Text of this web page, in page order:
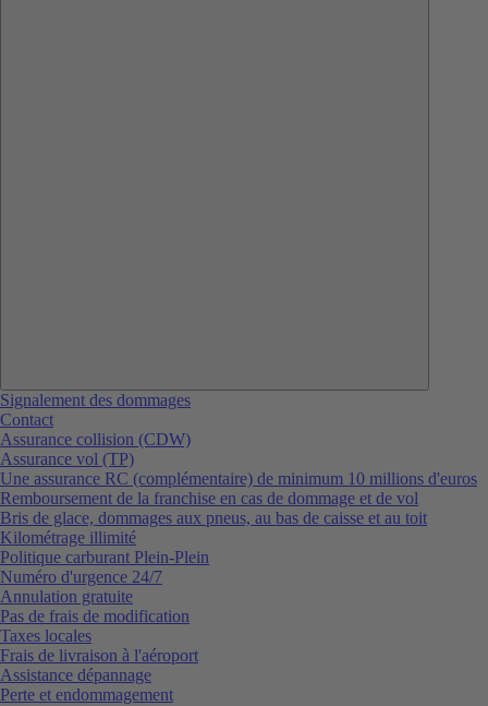
Signalement des dommages
Contact
Assurance collision (CDW)
Assurance vol (TP)
Une assurance RC (complémentaire) de minimum 10 millions d'euros
Remboursement de la franchise en cas de dommage et de vol
Bris de glace, dommages aux pneus, au bas de caisse et au toit
Kilométrage illimité
Politique carburant Plein-Plein
Numéro d'urgence 24/7
Annulation gratuite
Pas de frais de modification
Taxes locales
Frais de livraison à l'aéroport
Assistance dépannage
Perte et endommagement